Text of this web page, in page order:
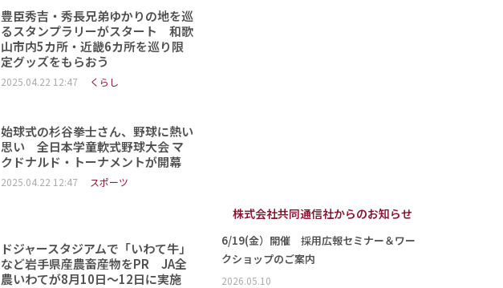
豊臣秀吉・秀長兄弟ゆかりの地を巡
るスタンプラリーがスタート 和歌
山市内5カ所・近畿6カ所を巡り限
定グッズをもらおう
2025.04.22 12:47 くらし
始球式の杉谷拳士さん、野球に熱い
思い 全日本学童軟式野球大会 マ
クドナルド・トーナメントが開幕
2025.04.22 12:47 スポーツ
ドジャースタジアムで「いわて牛」
など岩手県産農畜産物をPR JA全
農いわてが8月10日～12日に実施
株式会社共同通信社からのお知らせ
6/19(金）開催 採用広報セミナー＆ワー
クショップのご案内
2026.05.10